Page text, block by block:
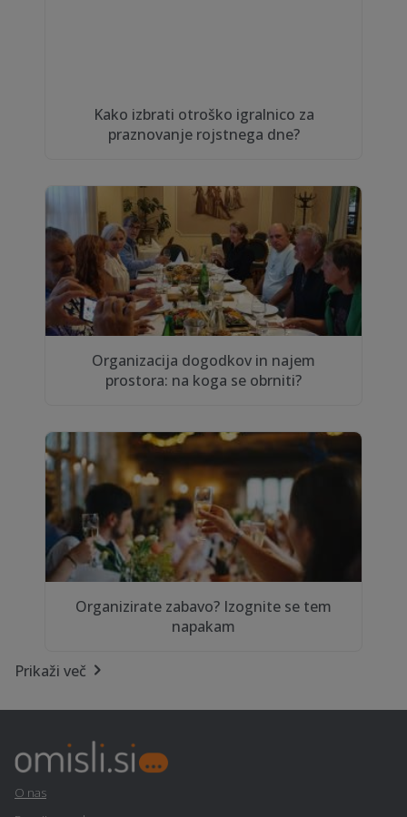
Kako izbrati otroško igralnico za
praznovanje rojstnega dne?
Organizacija dogodkov in najem
prostora: na koga se obrniti?
Organizirate zabavo? Izognite se tem
napakam
Prikaži več
O nas